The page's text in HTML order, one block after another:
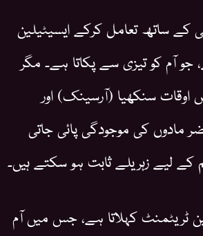
کے ساتھ تعامل کرکے ایسیٹیلین
آم کو تیزی سے پکاتا ہے۔ مگر
سنکھیا (آرسینک) اور
مادوں کی موجودگی پائی جاتی
کے لیے زہریلے ثابت ہو سکتے ہیں۔
ٹریٹمنٹ کہلاتا ہے، جس میں آم